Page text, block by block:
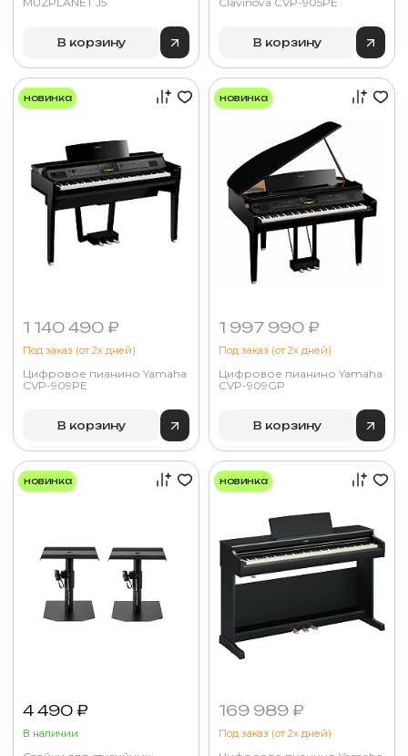
В корзину В корзину
новинка
1 140 490 ₽
Под заказ (от 2х дней)
Цифровое пианино Yamaha
CVP-909PE
В корзину
новинка
1 997 990 ₽
Под заказ (от 2х дней)
Цифровое пианино Yamaha
CVP-909GP
В корзину
новинка
4 490 ₽
В наличии
новинка
169 989 ₽
Под заказ (от 2х дней)